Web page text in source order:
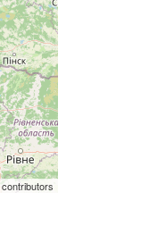
contributors